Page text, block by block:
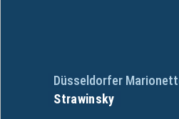
Düsseldorfer
Strawinsky